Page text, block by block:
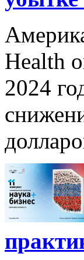
Health
2024